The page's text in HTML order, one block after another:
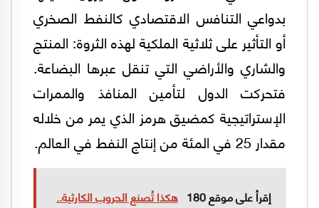
بدواعي التنافس الاقتصادي كالنفط الصخري
أو التأثير على ثلاثية الملكية لهذه الثروة: المنتج
والشاري والأراضي التي تنقل عبرها البضاعة.
فتحركت الدول لتأمين المنافذ والممرات
الإستراتيجية كمضيق هرمز الذي يمر من خلاله
مقدار 25 في المئة من إنتاج النفط في العالم.
إقرأ على موقع 180
هكذا تُصنع الحروب الكارثية..